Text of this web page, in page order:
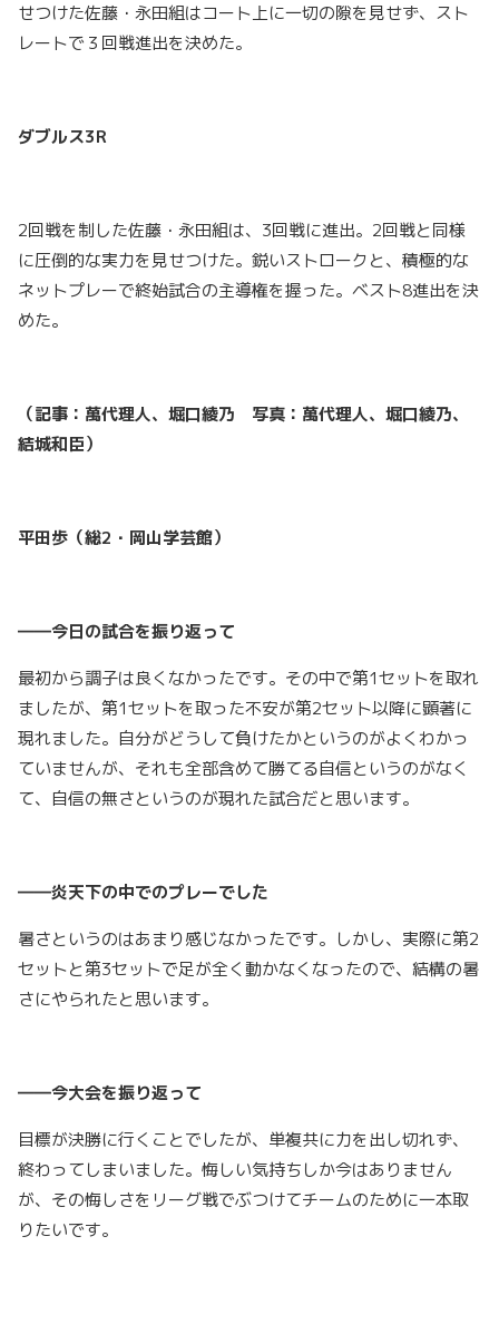
せつけた佐藤・永田組はコート上に一切の隙を見せず、スト
レートで３回戦進出を決めた。
ダブルス3R
2回戦を制した佐藤・永田組は、3回戦に進出。2回戦と同様
に圧倒的な実力を見せつけた。鋭いストロークと、積極的な
ネットプレーで終始試合の主導権を握った。ベスト8進出を決
めた。
（記事：萬代理人、堀口綾乃 写真：萬代理人、堀口綾乃、
結城和臣）
平田歩（総2・岡山学芸館）
――今日の試合を振り返って
最初から調子は良くなかったです。その中で第1セットを取れ
ましたが、第1セットを取った不安が第2セット以降に顕著に
現れました。自分がどうして負けたかというのがよくわかっ
ていませんが、それも全部含めて勝てる自信というのがなく
て、自信の無さというのが現れた試合だと思います。
――炎天下の中でのプレーでした
暑さというのはあまり感じなかったです。しかし、実際に第2
セットと第3セットで足が全く動かなくなったので、結構の暑
さにやられたと思います。
――今大会を振り返って
目標が決勝に行くことでしたが、単複共に力を出し切れず、
終わってしまいました。悔しい気持ちしか今はありません
が、その悔しさをリーグ戦でぶつけてチームのために一本取
りたいです。